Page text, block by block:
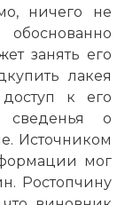
ничего не
занять его
лакея
к его
сведенья о
Источником
мог
Ростопчину